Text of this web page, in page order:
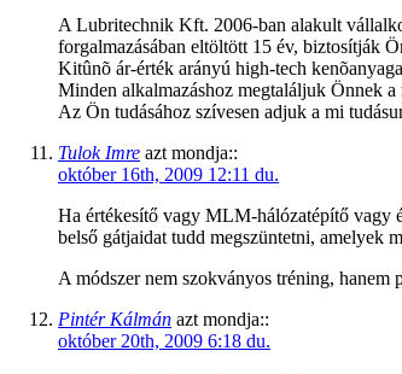
A Lubritechnik Kft. 2006-ban alakult
forgalmazásában eltöltött 15 év, biztosítják
Kitûnõ ár-érték arányú high-tech
Minden alkalmazáshoz megtaláljuk Önnek
Az Ön tudásához szívesen adjuk a mi
Tulok Imre azt mondja::
október 16th, 2009 12:11 du.
Ha értékesítő vagy MLM-hálózatépítő vagy
belső gátjaidat tudd megszüntetni, amelyek
A módszer nem szokványos tréning, hanem
Pintér Kálmán azt mondja::
október 20th, 2009 6:18 du.